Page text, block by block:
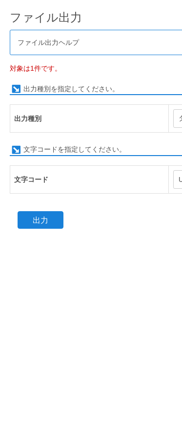
ファイル出力
ファイル出力ヘルプ
対象は1件です。
出力種別を指定してください。
出力種別
文字コードを指定してください。
文字コード